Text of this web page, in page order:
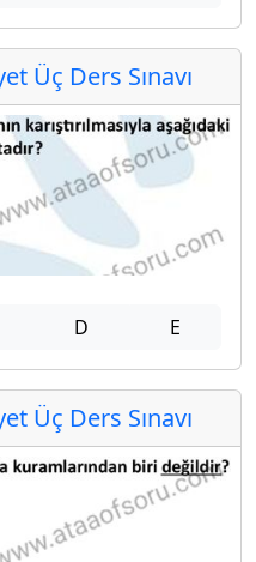
Üç Ders Sınavı
D E
Üç Ders Sınavı